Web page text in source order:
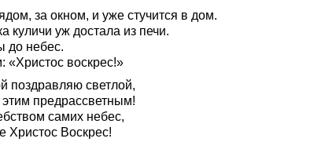
за окном, и уже стучится в дом.
куличи уж достала из печи.
до небес.
«Христос воскрес!»
поздравляю светлой,
предрассветным!
самих небес,
Христос Воскрес!